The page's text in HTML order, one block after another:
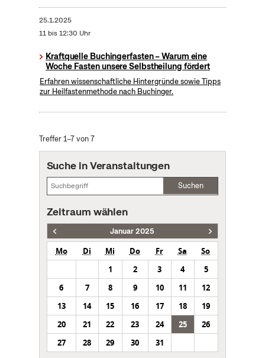
25.1.2025
11 bis 12:30 Uhr
Kraftquelle Buchingerfasten – Warum eine
Woche Fasten unsere Selbstheilung fördert
Erfahren wissenschaftliche Hintergründe sowie Tipps
zur Heilfastenmethode nach Buchinger.
Treffer 1–7 von 7
Suche in Veranstaltungen
Suchen
Zeitraum wählen
Januar 2025
Mo Di Mi Do Fr Sa
So
1
2 3 4
5
6
7 8 9 10 11
12
13
14 15 16 17 18
19
20
21 22 23 24 25
26
27
28 29 30 31